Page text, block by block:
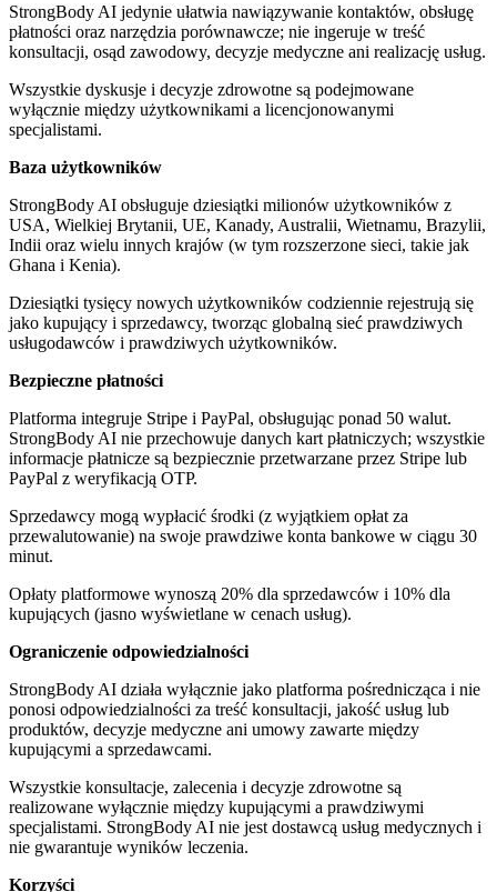
StrongBody AI jedynie ułatwia nawiązywanie kontaktów, obsługę
płatności oraz narzędzia porównawcze; nie ingeruje w treść
konsultacji, osąd zawodowy, decyzje medyczne ani realizację usług.
Wszystkie dyskusje i decyzje zdrowotne są podejmowane
wyłącznie między użytkownikami a licencjonowanymi
specjalistami.
Baza użytkowników
StrongBody AI obsługuje dziesiątki milionów użytkowników z
USA, Wielkiej Brytanii, UE, Kanady, Australii, Wietnamu, Brazylii,
Indii oraz wielu innych krajów (w tym rozszerzone sieci, takie jak
Ghana i Kenia).
Dziesiątki tysięcy nowych użytkowników codziennie rejestrują się
jako kupujący i sprzedawcy, tworząc globalną sieć prawdziwych
usługodawców i prawdziwych użytkowników.
Bezpieczne płatności
Platforma integruje Stripe i PayPal, obsługując ponad 50 walut.
StrongBody AI nie przechowuje danych kart płatniczych; wszystkie
informacje płatnicze są bezpiecznie przetwarzane przez Stripe lub
PayPal z weryfikacją OTP.
Sprzedawcy mogą wypłacić środki (z wyjątkiem opłat za
przewalutowanie) na swoje prawdziwe konta bankowe w ciągu 30
minut.
Opłaty platformowe wynoszą 20% dla sprzedawców i 10% dla
kupujących (jasno wyświetlane w cenach usług).
Ograniczenie odpowiedzialności
StrongBody AI działa wyłącznie jako platforma pośrednicząca i nie
ponosi odpowiedzialności za treść konsultacji, jakość usług lub
produktów, decyzje medyczne ani umowy zawarte między
kupującymi a sprzedawcami.
Wszystkie konsultacje, zalecenia i decyzje zdrowotne są
realizowane wyłącznie między kupującymi a prawdziwymi
specjalistami. StrongBody AI nie jest dostawcą usług medycznych i
nie gwarantuje wyników leczenia.
Korzyści